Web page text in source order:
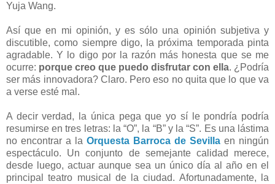
Yuja Wang.
Así que en mi opinión, y es sólo una opinión subjetiva y
discutible, como siempre digo, la próxima temporada pinta
agradable. Y lo digo por la razón más honesta que se me
ocurre: porque creo que puedo disfrutar con ella. ¿Podría
ser más innovadora? Claro. Pero eso no quita que lo que va
a verse esté mal.
A decir verdad, la única pega que yo sí le pondría podría
resumirse en tres letras: la “O”, la “B” y la “S”. Es una lástima
no encontrar a la Orquesta Barroca de Sevilla en ningún
espectáculo. Un conjunto de semejante calidad merece,
desde luego, actuar aunque sea un único día al año en el
principal teatro musical de la ciudad. Afortunadamente, la